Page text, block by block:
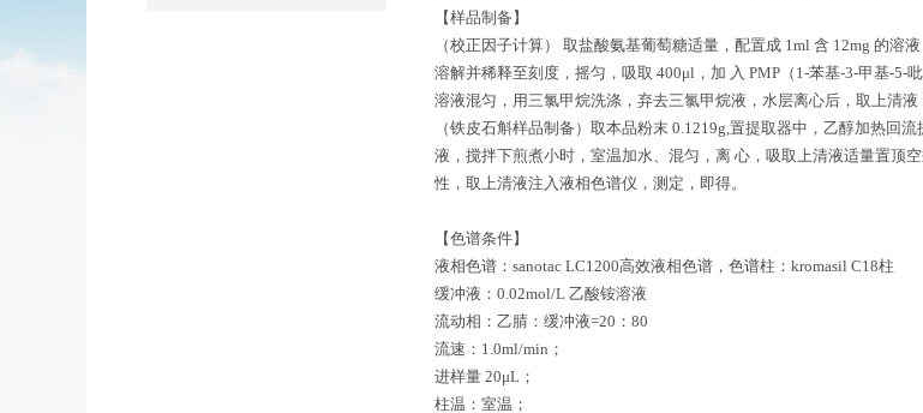
【样品制备】
（校正因子计算） 取盐酸氨基葡萄糖适量，配置成 1ml 含 12mg 的
溶解并稀释至刻度，摇匀，吸取 400μl，加 入 PMP（1-苯基-3-甲基-
溶液混匀，用三氯甲烷洗涤，弃去三氯甲烷液，水层离心后，取上清液
（铁皮石斛样品制备）取本品粉末 0.1219g,置提取器中，乙醇加热回
液，搅拌下煎煮小时，室温加水、混匀，离 心，吸取上清液适量置顶
性，取上清液注入液相色谱仪，测定，即得。
【色谱条件】
液相色谱：sanotac LC1200高效液相色谱，色谱柱：kromasil C18柱
缓冲液：0.02mol/L 乙酸铵溶液
流动相：乙腈：缓冲液=20：80
流速：1.0ml/min；
进样量 20μL；
柱温：室温；